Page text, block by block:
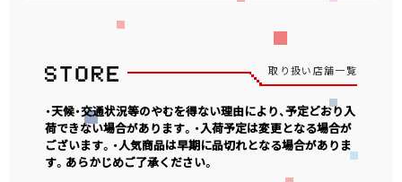
取り扱い店舗一覧
・天候・交通状況等のやむを得ない理由により、予定どおり入
荷できない場合があります。・入荷予定は変更となる場合が
ございます。・人気商品は早期に品切れとなる場合がありま
す。あらかじめご了承ください。